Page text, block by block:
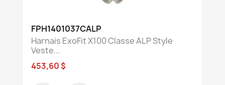
FPH1401037CALP
Harnais ExoFit X100 Classe ALP Style
Veste...
453,60 $